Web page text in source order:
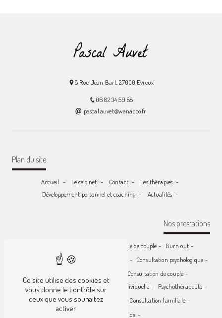
8 Rue Jean Bart, 27000 Evreux
06 82 34 59 88
pascal.auvet@wanadoo.fr
Plan du site
Accueil Le cabinet Contact
Les thérapies
Développement personnel et coaching
Actualités
Nos prestations
Thérapie de couple
Burn out
Thérapie individuelle
Psychologue clinicien
Consultation psychologique
Consultation de couple
Thérapie parent / enfant
Consultation individuelle
Psychothérapeute
Séance de développement personnel
Consultation familiale
Prévention du suicide
Ce site utilise des cookies et
vous donne le contrôle sur
ceux que vous souhaitez
activer